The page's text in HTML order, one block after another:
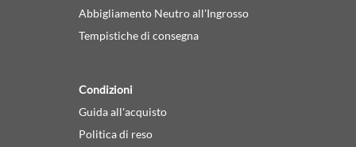
Abbigliamento Neutro all'Ingrosso
Tempistiche di consegna
Condizioni
Guida all'acquisto
Politica di reso